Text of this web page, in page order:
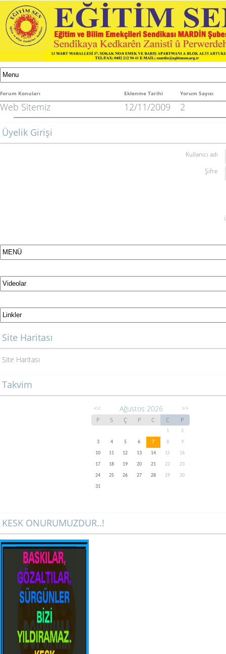
Forum Konuları Eklenme Tarihi Yorum Sayısı
Web Sitemiz 12/11/2009 2
Üyelik Girişi
Kullanıcı adı
Şifre
Site Haritası
Site Haritası
Takvim
<< Ağustos 2026 >>
P S Ç P C C P
1
2
3
4 5 6 7 8
9
10
11 12 13 14 15
16
17
18 19 20 21 22
23
24
25 26 27 28 29
30
31
KESK ONURUMUZDUR..!